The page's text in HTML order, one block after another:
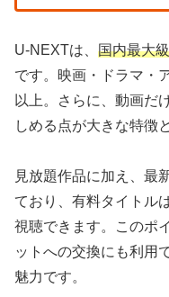
U-NEXTは、 国内最大
です。映画・ドラマ・
以上。さらに、動画だ
しめる点が大きな特徴
見放題作品に加え、最
ており、有料タイトル
視聴できます。このポ
ットへの交換にも利用
魅力です。